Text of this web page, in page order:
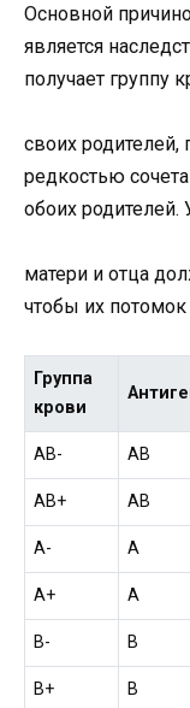
Основной
является
получает группу
своих родителей,
редкостью
обоих родителей.
матери и отца
чтобы их
Группа
крови
AB- AB
AB+ AB
A- A
A+ A
B- B
B+ B